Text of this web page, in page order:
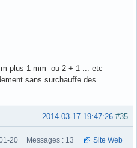
plus 1 mm ou 2 + 1 ... etc
sans surchauffe des
#35
2014-03-17 19:47:26
20 Messages : 13 Site Web